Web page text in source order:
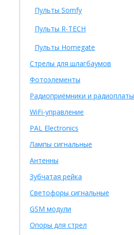
Пульты Somfy
Пульты R-TECH
Пульты Homegate
Стрелы для шлагбаумов
Фотоэлементы
Радиоприёмники и радиоплаты
WiFi-управление
PAL Electronics
Лампы сигнальные
Антенны
Зубчатая рейка
Светофоры сигнальные
GSM модули
Опоры для стрел